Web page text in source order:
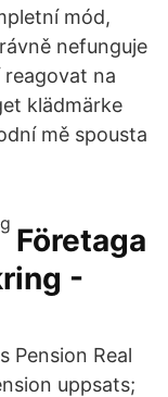
mód,
nefunguje
na
klädmärke
mě spousta
Företaga
-
Pension Real
uppsats;